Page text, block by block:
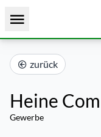
zurück
Heine
Gewerbe